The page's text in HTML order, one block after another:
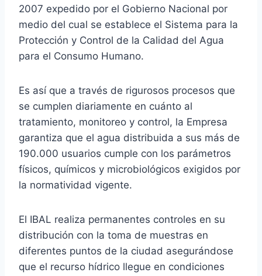
2007 expedido por el Gobierno Nacional por
medio del cual se establece el Sistema para la
Protección y Control de la Calidad del Agua
para el Consumo Humano.
Es así que a través de rigurosos procesos que
se cumplen diariamente en cuánto al
tratamiento, monitoreo y control, la Empresa
garantiza que el agua distribuida a sus más de
190.000 usuarios cumple con los parámetros
físicos, químicos y microbiológicos exigidos por
la normatividad vigente.
El IBAL realiza permanentes controles en su
distribución con la toma de muestras en
diferentes puntos de la ciudad asegurándose
que el recurso hídrico llegue en condiciones